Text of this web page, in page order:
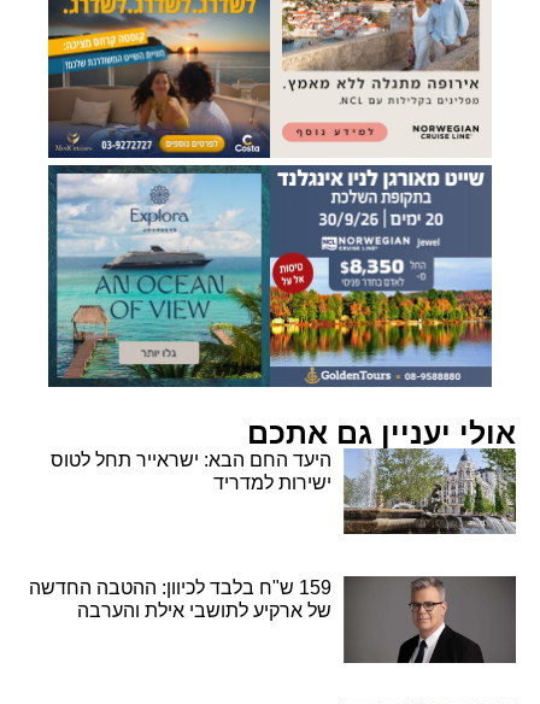
אולי יעניין גם אתכם
היעד החם הבא: ישראייר תחל לטוס
ישירות למדריד
159 ש"ח בלבד לכיוון: ההטבה החדשה
של ארקיע לתושבי אילת והערבה